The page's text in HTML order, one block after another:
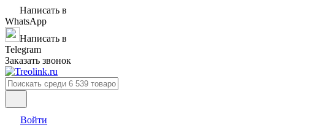
Написать в
WhatsApp
Написать в
Telegram
Заказать звонок
Войти